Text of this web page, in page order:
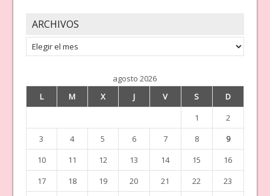
ARCHIVOS
Archivos
agosto 2026
L
M X J V S
D
1
2
3
4 5 6 7 8
9
10
11 12 13 14 15
16
17
18 19 20 21 22
23